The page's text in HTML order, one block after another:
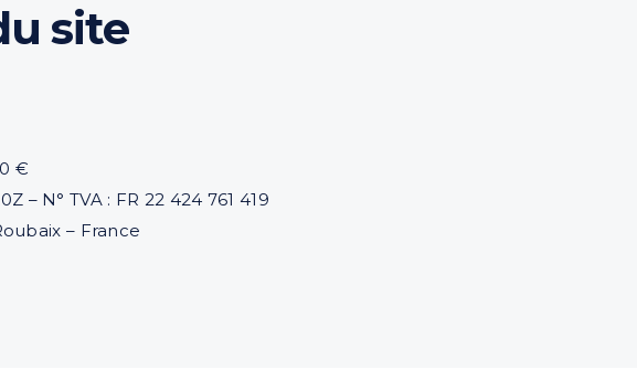
site
€
– N° TVA : FR 22 424 761 419
– France